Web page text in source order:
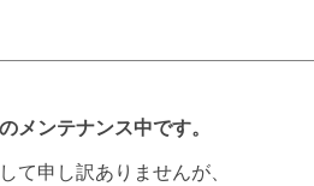
メンテナンス中です。
て申し訳ありませんが、